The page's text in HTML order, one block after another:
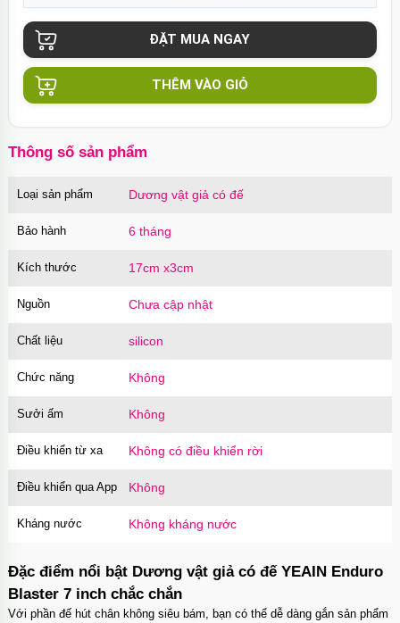
MãSGMEtrị giá120.000₫
Bao cao su Sagami Xtreme siêu mỏng hộp
10 chiếc Nhật Bản
Củ sạc Hoco Mini Travel Charger 10.5W
MãHOCO 90.000₫
THÊM VÀO GIỎ
Thông số sản phẩm
Loại sản phẩm Dương vật giả có đế
Bảo hành 6 tháng
Kích thước 17cm x3cm
Nguồn Chưa cập nhật
Chất liệu silicon
Chức năng Không
Sưởi ấm Không
Điều khiển từ xa Không có điều khiển rời
Điều khiển qua App Không
Kháng nước Không kháng nước
Đặc điểm nổi bật Dương vật giả có đế YEAIN Enduro
Blaster 7 inch chắc chắn
Với phần đế hút chân không siêu bám, bạn có thể dễ dàng gắn sản phẩm